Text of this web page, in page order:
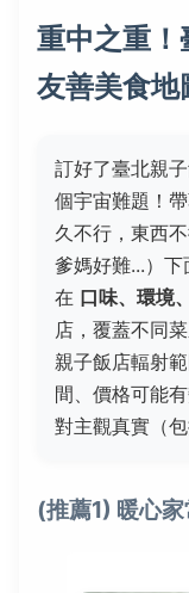
重中之重
友善美食
訂好了臺北親
個宇宙難題！
久不行，東西
爹媽好難...）
在 口味、環境
店，覆蓋不同
親子飯店輻射
間、價格可能
對主觀真實（包
(推薦1) 暖心